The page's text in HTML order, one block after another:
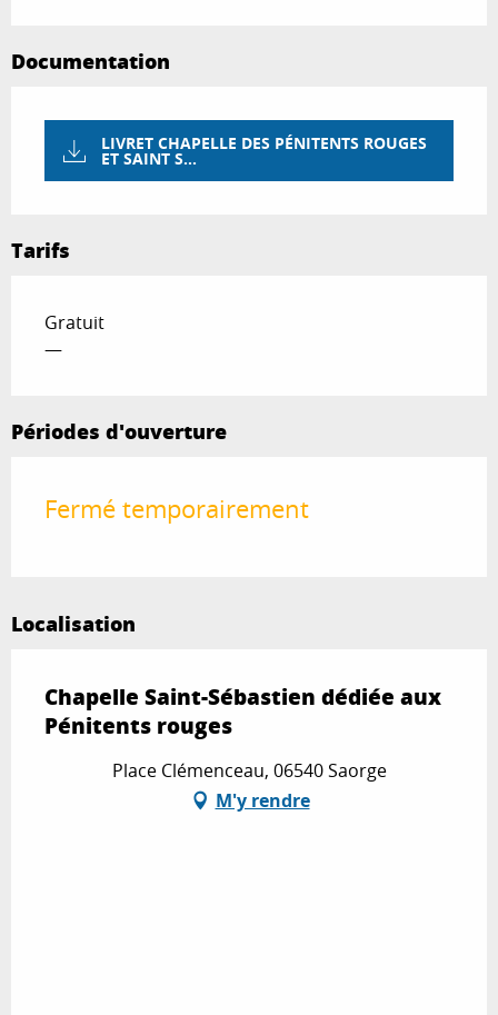
Documentation
LIVRET CHAPELLE DES PÉNITENTS ROUGES
ET SAINT S...
Tarifs
Gratuit
—
Périodes d'ouverture
Fermé temporairement
Localisation
Chapelle Saint-Sébastien dédiée aux
Pénitents rouges
Place Clémenceau, 06540 Saorge
M'y rendre